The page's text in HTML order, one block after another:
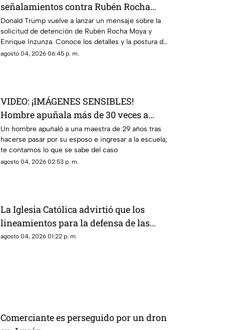
señalamientos contra Rubén Rocha
Moya y Enrique Inzunza
Donald Trump vuelve a lanzar un mensaje sobre la
solicitud de detención de Rubén Rocha Moya y
Enrique Inzunza. Conoce los detalles y la postura de
México
agosto 04, 2026 06:45 p. m.
VIDEO: ¡IMÁGENES SENSIBLES!
Hombre apuñala más de 30 veces a
maestra de 29 años en una escuela
Un hombre apuñaló a una maestra de 29 años tras
hacerse pasar por su esposo e ingresar a la escuela;
te contamos lo que se sabe del caso
agosto 04, 2026 02:53 p. m.
La Iglesia Católica advirtió que los
lineamientos para la defensa de las
audiencias podrían convertirse en un
agosto 04, 2026 01:22 p. m.
Comerciante es perseguido por un dron